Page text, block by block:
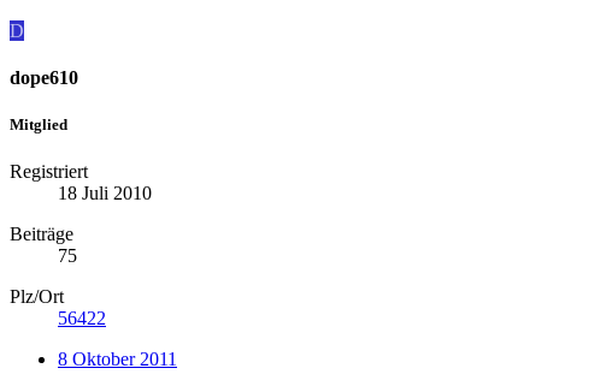
D
dope610
Mitglied
Registriert
18 Juli 2010
Beiträge
75
Plz/Ort
56422
8 Oktober 2011